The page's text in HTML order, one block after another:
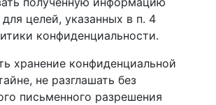
целей, указанных в п. 4
конфиденциальности.
хранение конфиденциальной
не разглашать без
письменного разрешения